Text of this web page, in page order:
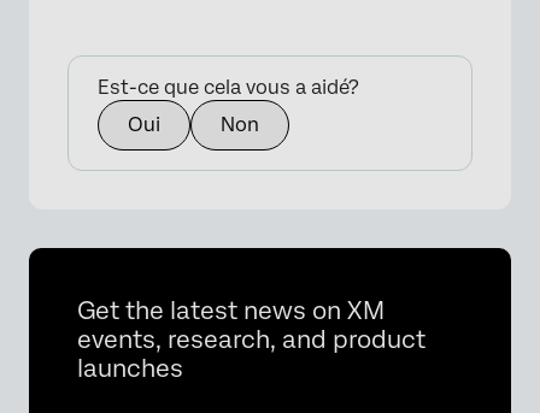
Est-ce que cela vous a aidé?
Oui
Non
Get the latest news on XM
events, research, and product
launches